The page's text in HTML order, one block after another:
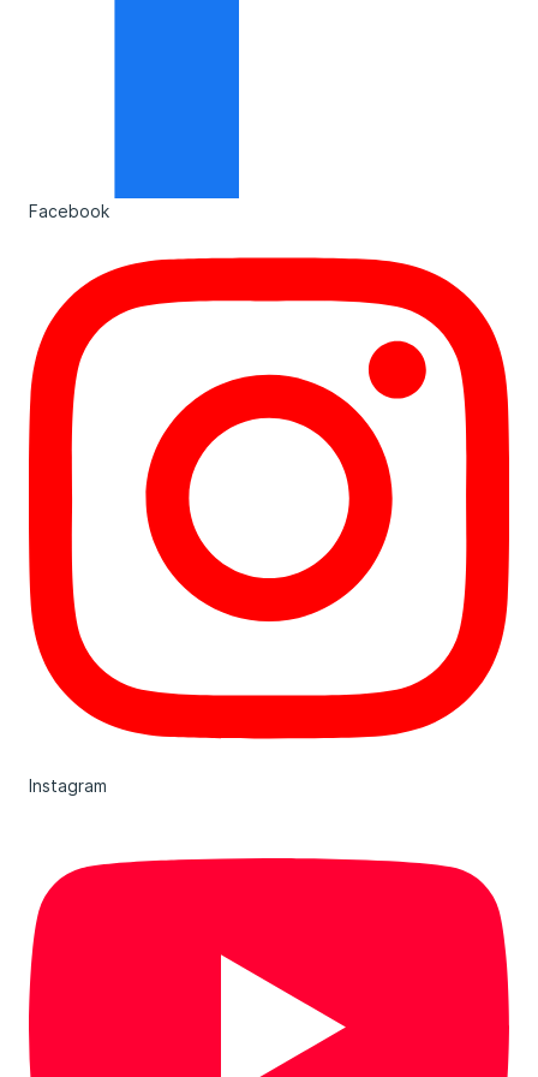
Facebook
Instagram